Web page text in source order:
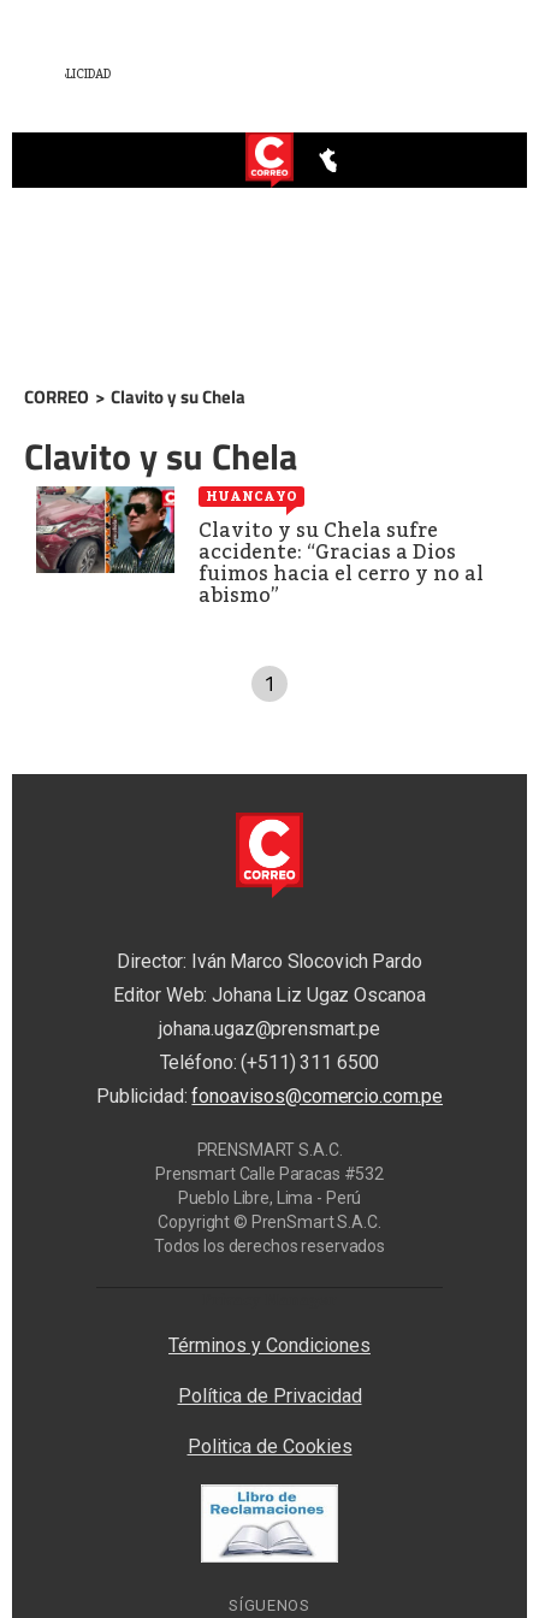
CORREO > Clavito y su Chela
Clavito y su Chela
HUANCAYO
Clavito y su Chela sufre
accidente: “Gracias a Dios
fuimos hacia el cerro y no al
abismo”
1
Director: Iván Marco Slocovich Pardo
Editor Web: Johana Liz Ugaz Oscanoa
johana.ugaz@prensmart.pe
Teléfono: (+511) 311 6500
Publicidad:fonoavisos@comercio.com.pe
PRENSMART S.A.C.
Prensmart Calle Paracas #532
Pueblo Libre, Lima - Perú
Copyright © PrenSmart S.A.C.
Todos los derechos reservados
Términos y Condiciones
Política de Privacidad
Politica de Cookies
SÍGUENOS